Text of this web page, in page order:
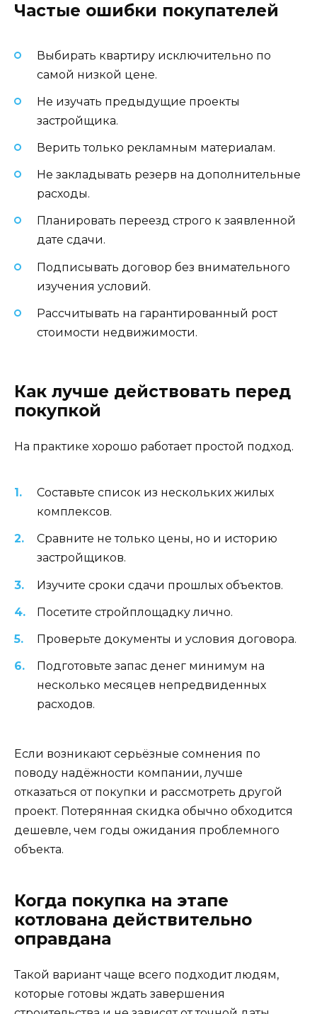
Частые ошибки покупателей
Выбирать квартиру исключительно по
самой низкой цене.
Не изучать предыдущие проекты
застройщика.
Верить только рекламным материалам.
Не закладывать резерв на дополнительные
расходы.
Планировать переезд строго к заявленной
дате сдачи.
Подписывать договор без внимательного
изучения условий.
Рассчитывать на гарантированный рост
стоимости недвижимости.
Как лучше действовать перед
покупкой
На практике хорошо работает простой подход.
Составьте список из нескольких жилых
комплексов.
Сравните не только цены, но и историю
застройщиков.
Изучите сроки сдачи прошлых объектов.
Посетите стройплощадку лично.
Проверьте документы и условия договора.
Подготовьте запас денег минимум на
несколько месяцев непредвиденных
расходов.
Если возникают серьёзные сомнения по
поводу надёжности компании, лучше
отказаться от покупки и рассмотреть другой
проект. Потерянная скидка обычно обходится
дешевле, чем годы ожидания проблемного
объекта.
Когда покупка на этапе
котлована действительно
оправдана
Такой вариант чаще всего подходит людям,
которые готовы ждать завершения